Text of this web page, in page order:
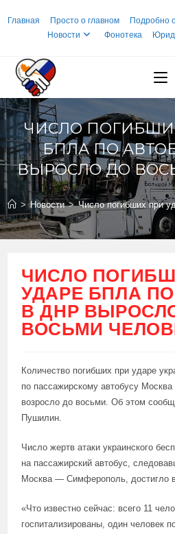
Главная Просто о главном Подробно
Новости
Фонотека
ЧИСЛО
БПЛА ПО
ВЫРОСЛО ДО
> Новости > Число погибших при
ЧИСЛО
УДАРЕ БПЛА
В ДНР
ВОСЬМИ
Количество погибших при ударе
по пассажирскому автобусу
возросло до восьми. Об этом
Пушилин.
Число жертв атаки украинского
на пассажирский автобус,
Москва — Симферополь, достигло
«Что известно сейчас: всего 11
госпитализированы, один человек